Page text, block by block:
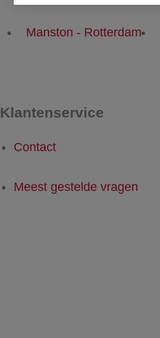
Manston - Rotterdam
Klantenservice
Contact
Meest gestelde vragen